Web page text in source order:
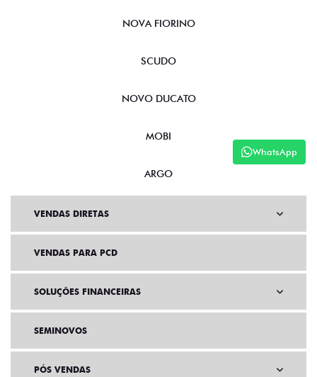
WhatsApp
NOVA FIORINO
SCUDO
NOVO DUCATO
MOBI
ARGO
VENDAS DIRETAS
VENDAS PARA PCD
SOLUÇÕES FINANCEIRAS
SEMINOVOS
PÓS VENDAS